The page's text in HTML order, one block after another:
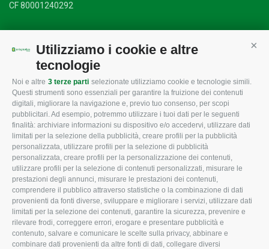
Utilizziamo i cookie e altre
tecnologie
Noi e altre 3 terze parti selezionate utilizziamo cookie e tecnologie simili.
Questi strumenti sono essenziali per garantire la fruizione dei contenuti
digitali, migliorare la navigazione e, previo tuo consenso, per scopi
pubblicitari. Ad esempio, potremmo utilizzare i tuoi dati per le seguenti
finalità: archiviare informazioni su dispositivo e/o accedervi, utilizzare dati
limitati per la selezione della pubblicità, creare profili per la pubblicità
personalizzata, utilizzare profili per la selezione di pubblicità
personalizzata, creare profili per la personalizzazione dei contenuti,
utilizzare profili per la selezione di contenuti personalizzati, misurare le
prestazioni degli annunci, misurare le prestazioni dei contenuti,
comprendere il pubblico attraverso statistiche o la combinazione di dati
provenienti da fonti diverse, sviluppare e migliorare i servizi, utilizzare dati
limitati per la selezione dei contenuti, garantire la sicurezza, prevenire e
rilevare frodi, correggere errori, erogare e presentare pubblicità e
contenuto, salvare e comunicare le scelte sulla privacy, abbinare e
combinare dati provenienti da altre fonti di dati, collegare diversi
CF 80001240292
Mappa del sito/Privacy Policy/Cookie Policy
CONFAGRICOLTURA
ROVIGO
L'Associazione
Missione e Progetto
Organigramma aziendale
I Nostri Servizi
Uffici della Sede provinciale
Le Sedi di Zona
Agricoltori S.r.l.
CONFAGRICOLTURA
INFORMA
Tecnico
Fiscale
Lavoro
Ambiente
Associazione
CONFAGRICOLTURA ATTIVA